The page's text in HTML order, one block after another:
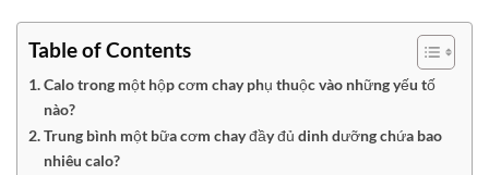
Table of Contents
Calo trong một hộp cơm chay phụ thuộc vào những yếu tố
nào?
Trung bình một bữa cơm chay đầy đủ dinh dưỡng chứa bao
nhiêu calo?